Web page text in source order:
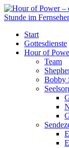
Start
Gottesdienste
Hour of
Team
Bobby